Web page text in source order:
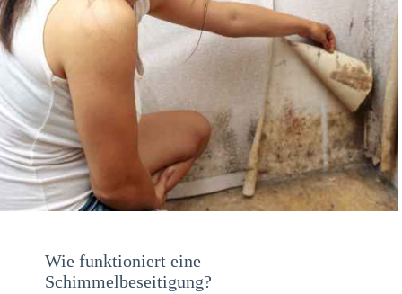
Wie funktioniert eine
Schimmelbeseitigung?